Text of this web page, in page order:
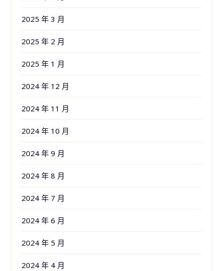
2025 年 3 月
2025 年 2 月
2025 年 1 月
2024 年 12 月
2024 年 11 月
2024 年 10 月
2024 年 9 月
2024 年 8 月
2024 年 7 月
2024 年 6 月
2024 年 5 月
2024 年 4 月